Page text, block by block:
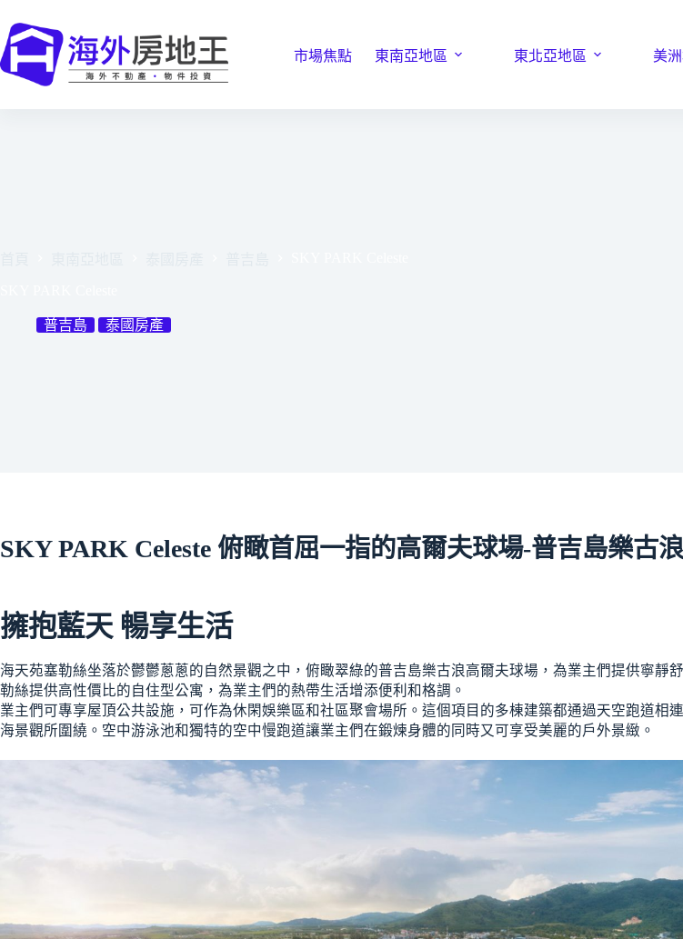
至
主
要
市場焦點 東南亞地區 東北亞地區 美
普吉島 泰國房產
SKY PARK Celeste 俯瞰首屈一指的高爾夫球場-普吉島樂古
擁抱藍天 暢享生活
海天苑塞勒絲坐落於鬱鬱蔥蔥的自然景觀之中，俯瞰翠綠的普吉島樂古浪高爾夫球場，為業主們提供寧靜
勒絲提供高性價比的自住型公寓，為業主們的熱帶生活增添便利和格調。
業主們可專享屋頂公共設施，可作為休閑娛樂區和社區聚會場所。這個項目的多棟建築都通過天空跑道相
海景觀所圍繞。空中游泳池和獨特的空中慢跑道讓業主們在鍛煉身體的同時又可享受美麗的戶外景緻。